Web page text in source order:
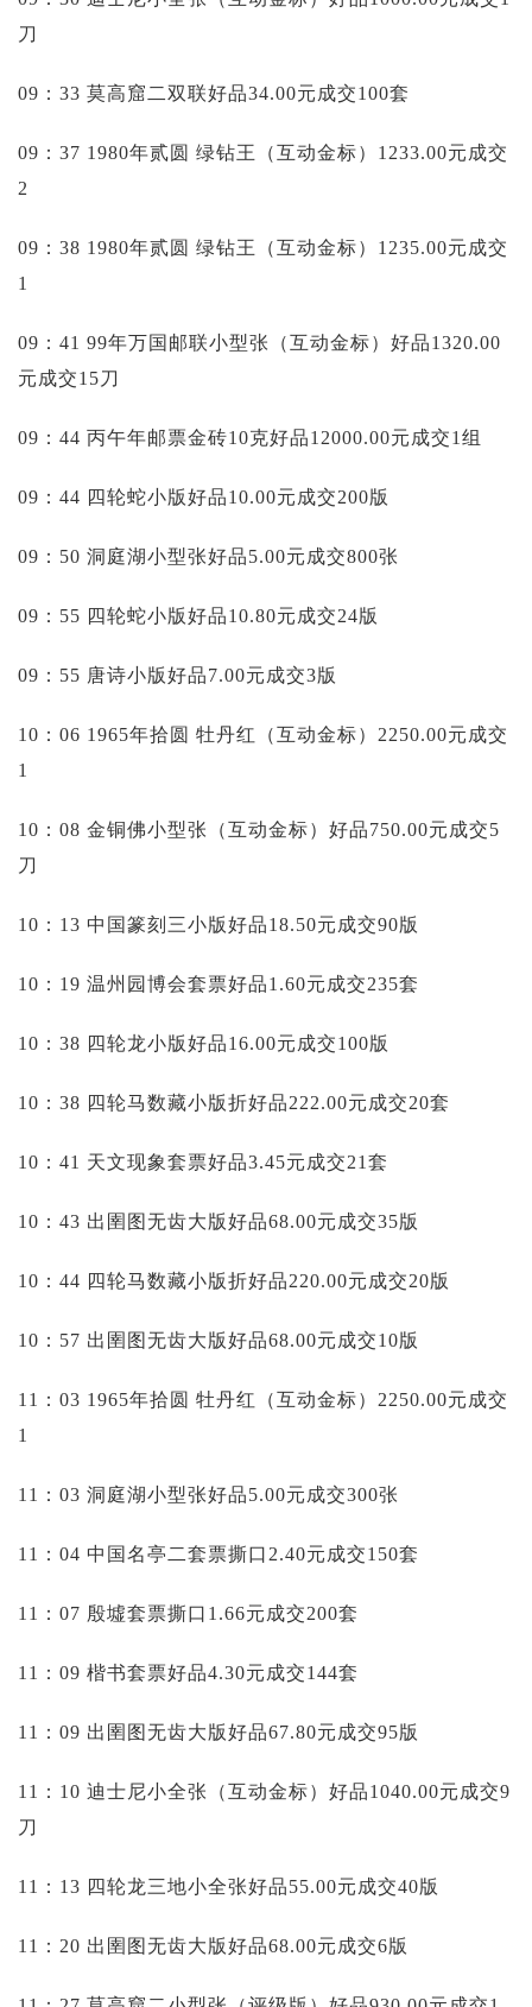
刀
09：33 莫高窟二双联好品34.00元成交100套
09：37 1980年贰圆 绿钻王（互动金标）1233.00元成交
2
09：38 1980年贰圆 绿钻王（互动金标）1235.00元成交
1
09：41 99年万国邮联小型张（互动金标）好品1320.00
元成交15刀
09：44 丙午年邮票金砖10克好品12000.00元成交1组
09：44 四轮蛇小版好品10.00元成交200版
09：50 洞庭湖小型张好品5.00元成交800张
09：55 四轮蛇小版好品10.80元成交24版
09：55 唐诗小版好品7.00元成交3版
10：06 1965年拾圆 牡丹红（互动金标）2250.00元成交
1
10：08 金铜佛小型张（互动金标）好品750.00元成交5
刀
10：13 中国篆刻三小版好品18.50元成交90版
10：19 温州园博会套票好品1.60元成交235套
10：38 四轮龙小版好品16.00元成交100版
10：38 四轮马数藏小版折好品222.00元成交20套
10：41 天文现象套票好品3.45元成交21套
10：43 出圉图无齿大版好品68.00元成交35版
10：44 四轮马数藏小版折好品220.00元成交20版
10：57 出圉图无齿大版好品68.00元成交10版
11：03 1965年拾圆 牡丹红（互动金标）2250.00元成交
1
11：03 洞庭湖小型张好品5.00元成交300张
11：04 中国名亭二套票撕口2.40元成交150套
11：07 殷墟套票撕口1.66元成交200套
11：09 楷书套票好品4.30元成交144套
11：09 出圉图无齿大版好品67.80元成交95版
11：10 迪士尼小全张（互动金标）好品1040.00元成交9
刀
11：13 四轮龙三地小全张好品55.00元成交40版
11：20 出圉图无齿大版好品68.00元成交6版